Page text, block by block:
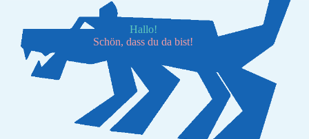
Hallo!
Schön, dass du da bist!